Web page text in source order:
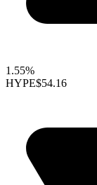
1.55%
HYPE$54.16